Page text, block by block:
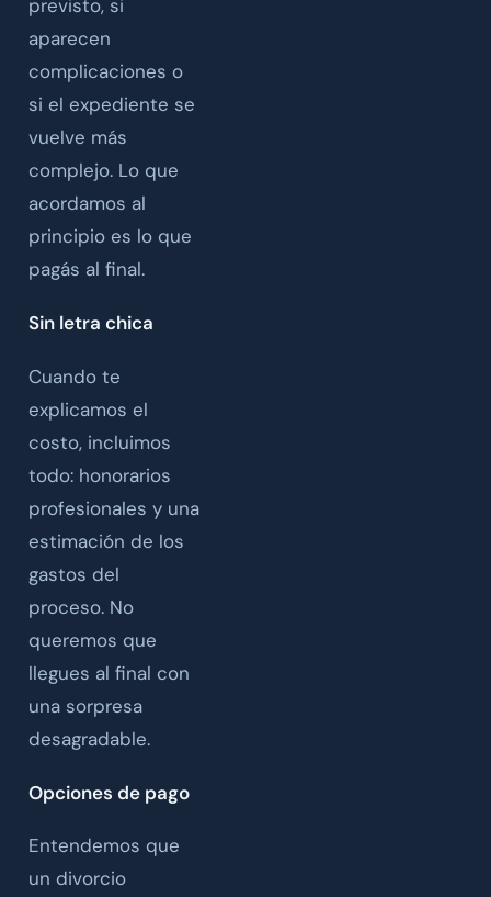
previsto, si
aparecen
complicaciones o
si el expediente se
vuelve más
complejo. Lo que
acordamos al
principio es lo que
pagás al final.
Sin letra chica
Cuando te
explicamos el
costo, incluimos
todo: honorarios
profesionales y una
estimación de los
gastos del
proceso. No
queremos que
llegues al final con
una sorpresa
desagradable.
Opciones de pago
Entendemos que
un divorcio